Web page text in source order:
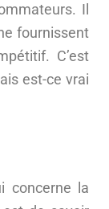
Il
fournissent
C’est
est-ce vrai
concerne la